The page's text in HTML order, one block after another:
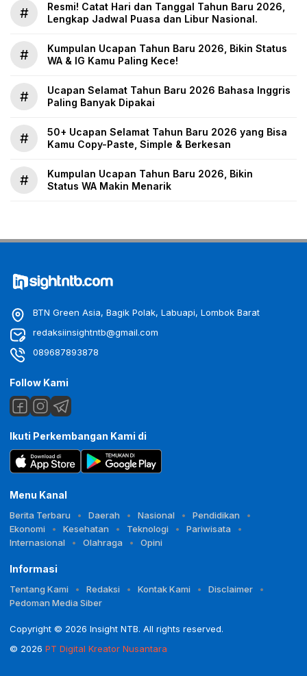
#
Resmi! Catat Hari dan Tanggal Tahun Baru 2026,
Lengkap Jadwal Puasa dan Libur Nasional.
#
Kumpulan Ucapan Tahun Baru 2026, Bikin Status
WA & IG Kamu Paling Kece!
#
Ucapan Selamat Tahun Baru 2026 Bahasa Inggris
Paling Banyak Dipakai
#
50+ Ucapan Selamat Tahun Baru 2026 yang Bisa
Kamu Copy-Paste, Simple & Berkesan
#
Kumpulan Ucapan Tahun Baru 2026, Bikin
Status WA Makin Menarik
BTN Green Asia, Bagik Polak, Labuapi, Lombok Barat
redaksiinsightntb@gmail.com
089687893878
Follow Kami
Ikuti Perkembangan Kami di
Menu Kanal
Berita Terbaru Daerah Nasional
Pendidikan
Ekonomi
Kesehatan Teknologi
Pariwisata
Internasional
Olahraga Opini
Informasi
Tentang Kami Redaksi Kontak Kami
Disclaimer
Pedoman Media Siber
Copyright © 2026 Insight NTB. All rights reserved.
© 2026 PT Digital Kreator Nusantara